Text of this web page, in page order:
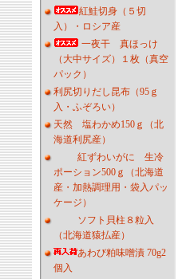
紅鮭切身（５切
入）・ロシア産
一夜干 真ほっけ
（大中サイズ）１枚（真空
パック）
利尻切りだし昆布（95ｇ
入・ふぞろい）
天然 塩わかめ150ｇ（北
海道利尻産）
紅ずわいがに 生冷
ポーション500ｇ（北海道
産・加熱調理用・袋入パッ
ケージ）
ソフト貝柱８粒入
（北海道猿払産）
あわび粕味噌漬 70g2
個入